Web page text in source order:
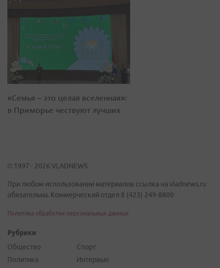
«Семья – это целая вселенная»:
в Приморье чествуют лучших
© 1997 - 2026 VLADNEWS
При любом использовании материалов ссылка на vladnews.ru
обязательна. Коммерческий отдел 8 (423) 249-8800
Политика обработки персональных данных
Рубрики
Общество
Политика
Спорт
Интервью